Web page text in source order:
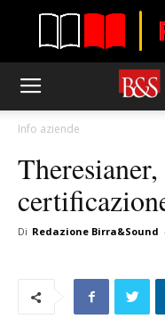
Info aziende
Di Redazione Birra&Sound